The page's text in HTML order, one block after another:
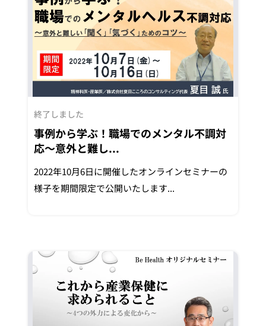
終了しました
事例から学ぶ！職場でのメンタル不調対
応～意外と難し...
2022年10月6日に開催したオンラインセミナーの
様子を期間限定で公開いたします...